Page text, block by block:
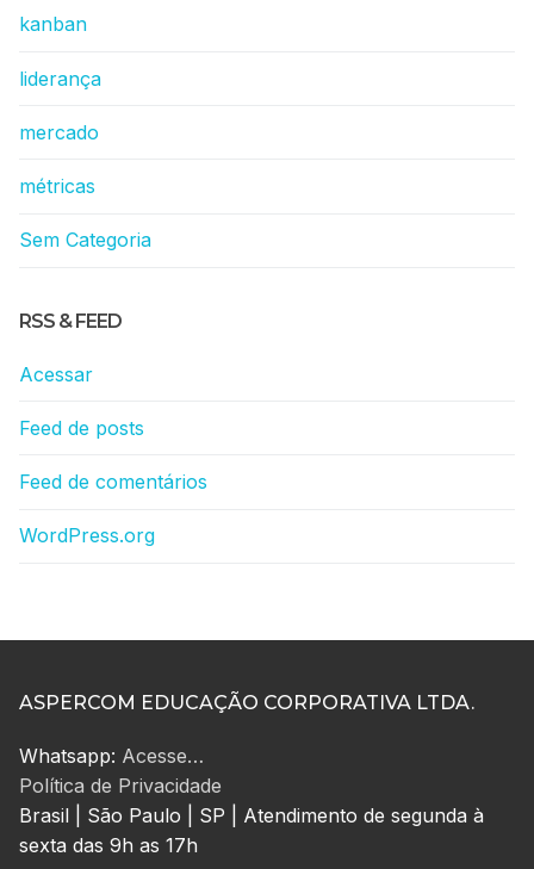
kanban
liderança
mercado
métricas
Sem Categoria
RSS & FEED
Acessar
Feed de posts
Feed de comentários
WordPress.org
ASPERCOM EDUCAÇÃO CORPORATIVA LTDA.
Whatsapp: Acesse…
Política de Privacidade
Brasil | São Paulo | SP | Atendimento de segunda à
sexta das 9h as 17h